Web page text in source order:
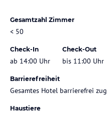
Gesamtzahl Zimmer
< 50
Check-In
ab 14:00 Uhr
Check-Out
bis 11:00 Uhr
Barrierefreiheit
Gesamtes Hotel barrierefrei
Haustiere